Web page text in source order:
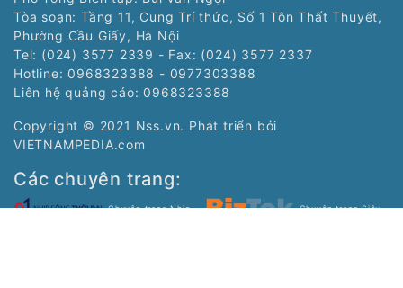
Tòa soạn: Tầng 11, Cung Trí thức, Số 1 Tôn Thất Thuyết,
Phường Cầu Giấy, Hà Nội
Tel: (024) 3577 2339 - Fax: (024) 3577 2337
Hotline: 0968323388 - 0977303388
Liên hệ quảng cáo: 0968323388
Copyright © 2021 Nss.vn. Phát triển bởi
VIETNAMPEDIA.com
Các chuyên trang:
Chuyên trang Nhịp
Chuyên trang Siêu